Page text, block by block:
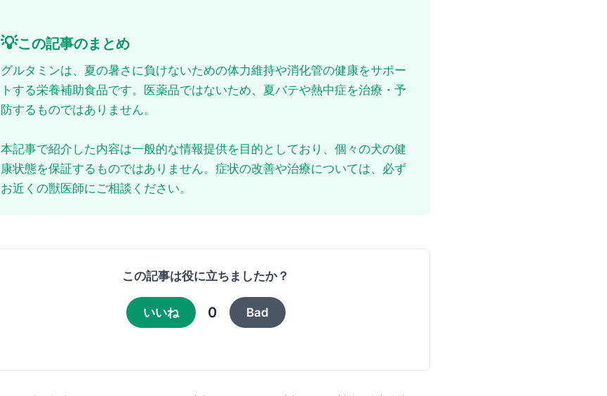
💡この記事のまとめ
グルタミンは、夏の暑さに負けないための体力維持や消化管の健康をサポー
トする栄養補助食品です。医薬品ではないため、夏バテや熱中症を治療・予
防するものではありません。
本記事で紹介した内容は一般的な情報提供を目的としており、個々の犬の健
康状態を保証するものではありません。症状の改善や治療については、必ず
お近くの獣医師にご相談ください。
この記事は役に立ちましたか？
いいね 0 Bad